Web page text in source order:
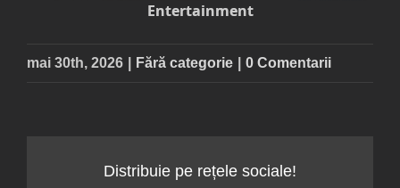
Entertainment
mai 30th, 2026 Fără categorie 0 Comentarii
Distribuie pe rețele sociale!